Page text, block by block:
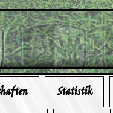
Statistik